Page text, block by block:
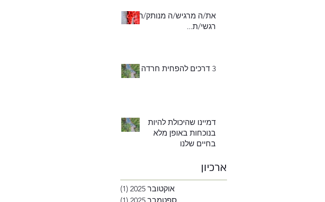
את/ה מרגיש/ה מנותק/ת
רגשי/ת...
3 דרכים להפחית חרדה
דמיינו שהיכולת להיות
בנוכחות באופן מלא
בחיים שלנו
ארכיון
אוקטובר 2025 (1)